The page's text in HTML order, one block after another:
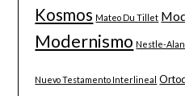
Kosmos Mateo Du Tillet
Modernismo Nestle-
Nuevo Testamento Interlineal